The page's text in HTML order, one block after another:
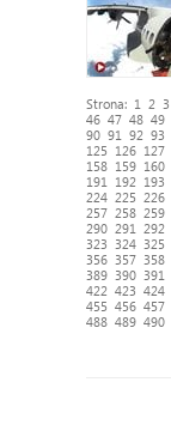
Strona: 1 2 3
46 47 48 49
90 91 92 93
125
126 127
158 159 160
191
192 193
224 225 226
257 258 259
290 291 292
323
324 325
356 357 358
389 390 391
422 423 424
455 456 457
488 489 490